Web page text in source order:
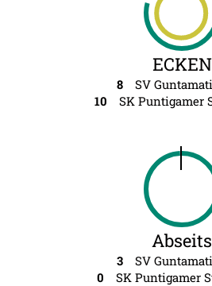
ECKEN
8
SV
10
SK Puntigamer
Abseits
3
SV
0
SK Puntigamer